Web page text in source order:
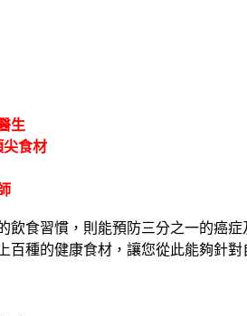
生
尖食材
食習慣，則能預防三分之一的癌
種的健康食材，讓您從此能夠針對